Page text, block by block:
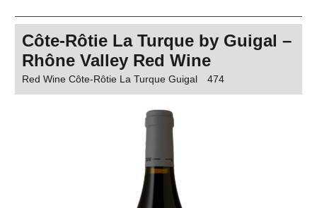
Côte-Rôtie La Turque by Guigal –
Rhône Valley Red Wine
Red Wine Côte-Rôtie La Turque Guigal 474